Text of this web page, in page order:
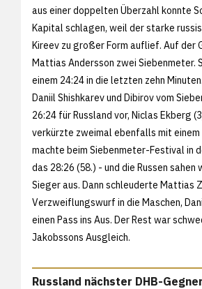
aus einer doppelten Überzahl konnte
Kapital schlagen, weil der starke
Kireev zu großer Form auflief. Auf der
Mattias Andersson zwei Siebenmeter.
einem 24:24 in die letzten zehn
Daniil Shishkarev und Dibirov vom
26:24 für Russland vor, Niclas Ekberg
verkürzte zweimal ebenfalls mit
machte beim Siebenmeter-Festival in
das 28:26 (58.) - und die Russen sahen
Sieger aus. Dann schleuderte Mattias
Verzweiflungswurf in die Maschen,
einen Pass ins Aus. Der Rest war
Jakobssons Ausgleich.
Russland nächster DHB-Gegner